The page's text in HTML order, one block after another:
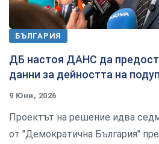
БЪЛГАРИЯ
ДБ настоя ДАНС да
данни за дейността на
9 Юни, 2026
Проектът на решение идва
от "Демократична България"